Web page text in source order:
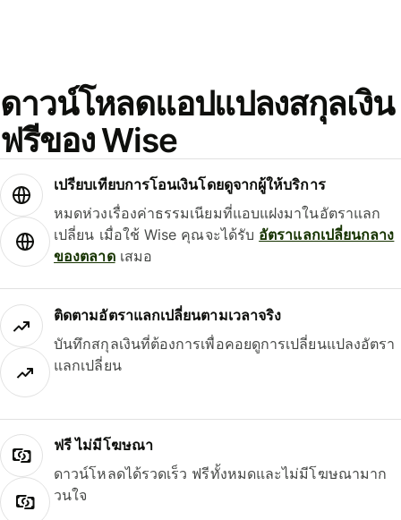
ดาวน์โหลดแอปแปลงสกุลเงิน
ฟรีของ Wise
เปรียบเทียบการโอนเงินโดยดูจากผู้ให้บริการ
หมดห่วงเรื่องค่าธรรมเนียมที่แอบแฝงมาในอัตราแลก
เปลี่ยน เมื่อใช้ Wise คุณจะได้รับ อัตราแลกเปลี่ยนกลาง
ของตลาดเสมอ
ติดตามอัตราแลกเปลี่ยนตามเวลาจริง
บันทึกสกุลเงินที่ต้องการเพื่อคอยดูการเปลี่ยนแปลงอัตรา
แลกเปลี่ยน
ฟรี ไม่มีโฆษณา
ดาวน์โหลดได้รวดเร็ว ฟรีทั้งหมดและไม่มีโฆษณามาก
วนใจ